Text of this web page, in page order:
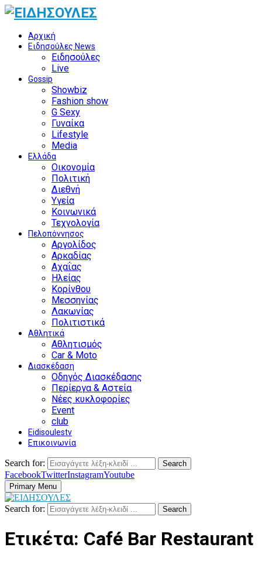
Αρχική
Ειδησούλες News
Ειδησούλες
Live
Gossip
Showbiz
Fashion show
G Sexy
Γυναίκα
Lifestyle
Media
Ελλάδα
Οικονομία
Πολιτική
Διεθνή
Υγεία
Κοινωνικά
Τεχνολογία
Πελοπόννησος
Αργολίδος
Αρκαδίας
Αχαΐας
Ηλείας
Κορίνθου
Μεσσηνίας
Λακωνίας
Πολιτιστικά
Αθλητικά
Αθλητισμός
Car & Moto
Διασκέδαση
Οδηγός Διασκέδασης
Περίεργα & Αστεία
Νέες κυκλοφορίες
Event
club
Eidisoulestv
Επικοινωνία
Search for: Search
FacebookTwitterInstagramYoutube
Primary Menu
Search for: Search
Ετικέτα: Café Bar Restaurant